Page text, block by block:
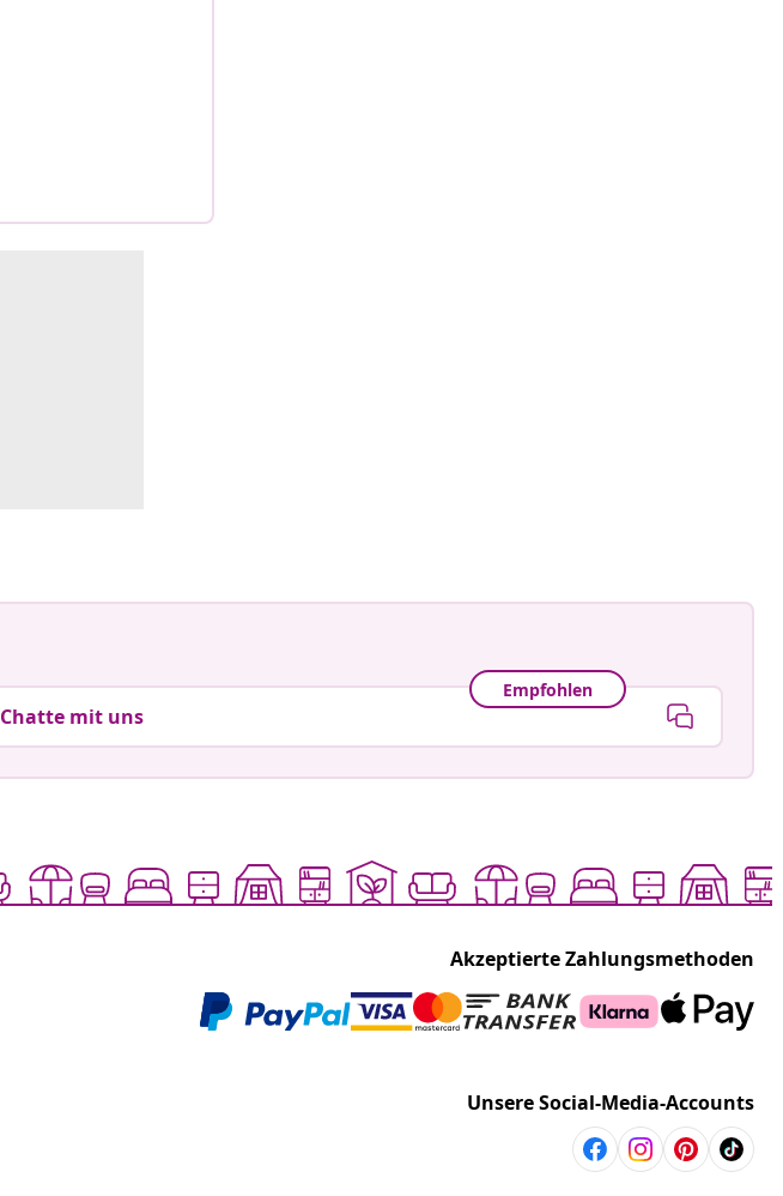
Empfohlen
Chatte mit uns
Akzeptierte Zahlungsmethoden
Unsere Social-Media-Accounts